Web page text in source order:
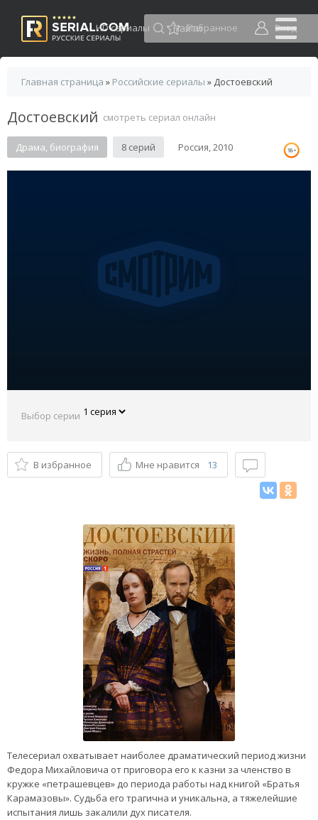
HD сериалы Избранное Вход
Главная страница » Российские сериалы » Достоевский
Достоевский смотреть сериал онлайн
Драма, биография 8 серий Россия, 2010
Выбор серии
В избранное Мне нравится 13
Телесериал охватывает наиболее драматический период жизни
Федора Михайловича от приговора его к казни за членство в
кружке «петрашевцев» до периода работы над книгой «Братья
Карамазовы». Судьба его трагична и уникальна, а тяжелейшие
испытания лишь закалили дух писателя.